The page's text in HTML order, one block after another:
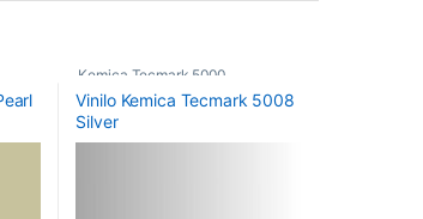
Kemica Tecmark 5000
Poliméricos ,Vinilos De Corte
Vinilo Kemica Tecmark 5008
Silver